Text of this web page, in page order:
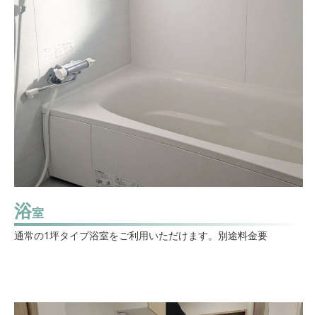
浴室
通常の1坪タイプ浴室をご利用いただけます。別途料金要